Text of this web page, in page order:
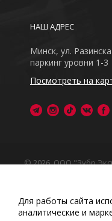
НАШ АДРЕС
Минск, ул.
паркинг уровни 1-3
Посмотреть на
© 2026, ООО "Зубр
Обращаем Ваше
сайт носит
Любое
Для работы сайта
аналитические и